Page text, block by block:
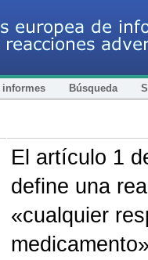
informes Búsqueda
El artículo 1
define una
«cualquier